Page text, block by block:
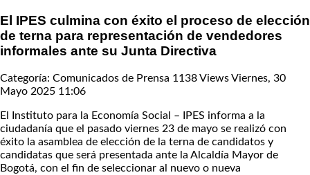
El IPES culmina con éxito el proceso de elección
de terna para representación de vendedores
informales ante su Junta Directiva
Categoría: Comunicados de Prensa 1138 ViewsViernes, 30
Mayo 2025 11:06
El Instituto para la Economía Social – IPES informa a la
ciudadanía que el pasado viernes 23 de mayo se realizó con
éxito la asamblea de elección de la terna de candidatos y
candidatas que será presentada ante la Alcaldía Mayor de
Bogotá, con el fin de seleccionar al nuevo o nueva